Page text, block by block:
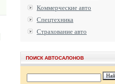
Коммерческие авто
Спецтехника
Страхование авто
ПОИСК АВТОСАЛОНОВ